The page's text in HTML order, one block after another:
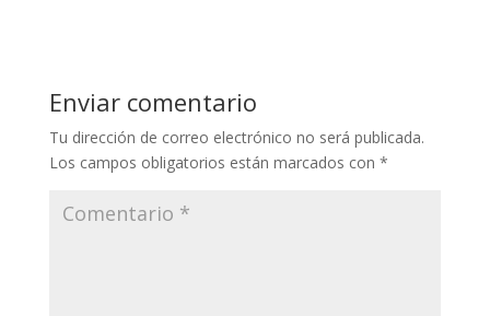
Enviar comentario
Tu dirección de correo electrónico no será publicada.
Los campos obligatorios están marcados con *